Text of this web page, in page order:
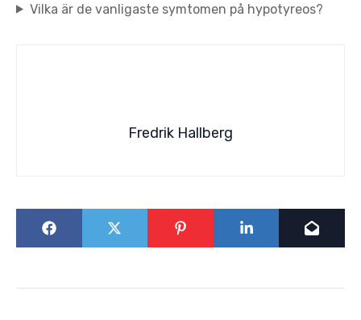
Vilka är de vanligaste symtomen på hypotyreos?
Fredrik Hallberg